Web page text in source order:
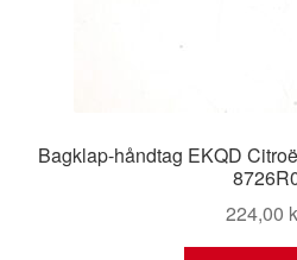
Bagklap-håndtag EKQD
224,00